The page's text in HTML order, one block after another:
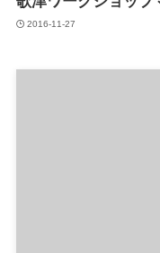
2016-11-27